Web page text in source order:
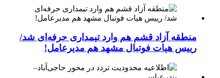
منطقه آزاد قشم هم وارد تیمداری حرفه‌ای شد/
رییس هیات فوتبال مشهد هم مدیرعامل!